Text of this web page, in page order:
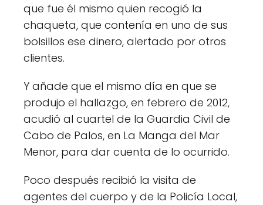
que fue él mismo quien recogió la
chaqueta, que contenía en uno de sus
bolsillos ese dinero, alertado por otros
clientes.
Y añade que el mismo día en que se
produjo el hallazgo, en febrero de 2012,
acudió al cuartel de la Guardia Civil de
Cabo de Palos, en La Manga del Mar
Menor, para dar cuenta de lo ocurrido.
Poco después recibió la visita de
agentes del cuerpo y de la Policía Local,